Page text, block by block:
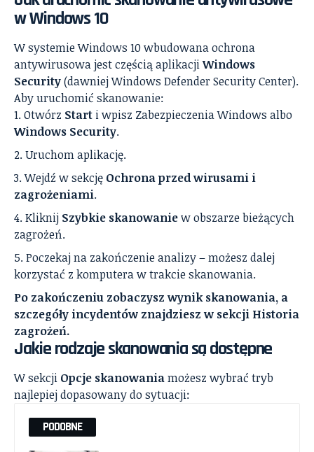
w Windows 10
W systemie Windows 10 wbudowana ochrona
antywirusowa jest częścią aplikacjiWindows
Security(dawniej Windows Defender Security Center).
Aby uruchomić skanowanie:
Otwórz Start i wpisz Zabezpieczenia Windows albo
Windows Security.
Uruchom aplikację.
Wejdź w sekcję Ochrona przed wirusami i
zagrożeniami.
Kliknij Szybkie skanowaniew obszarze bieżących
zagrożeń.
Poczekaj na zakończenie analizy – możesz dalej
korzystać z komputera w trakcie skanowania.
Po zakończeniu zobaczysz wynik skanowania, a
szczegóły incydentów znajdziesz w sekcji Historia
zagrożeń.
Jakie rodzaje skanowania są dostępne
W sekcji Opcje skanowaniamożesz wybrać tryb
najlepiej dopasowany do sytuacji:
PODOBNE